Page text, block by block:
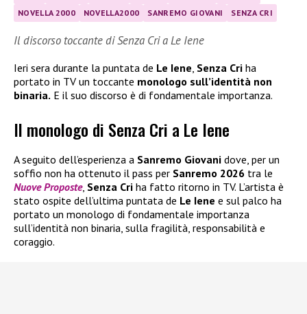
NOVELLA 2000
NOVELLA2000 SANREMO GIOVANI SENZA CRI
Il discorso toccante di Senza Cri a Le Iene
Ieri sera durante la puntata de Le Iene Senza Cri ha
portato in TV un toccante monologo sull’identità non
binaria. E il suo discorso è di fondamentale importanza.
Il monologo di Senza Cri a Le Iene
A seguito dell’esperienza a Sanremo Giovani dove, per un
soffio non ha ottenuto il pass per Sanremo 2026 tra le
Nuove Proposte, Senza Cri ha fatto ritorno in TV. L’artista è
stato ospite dell’ultima puntata de Le Iene e sul palco ha
portato un monologo di fondamentale importanza
sull’identità non binaria, sulla fragilità, responsabilità e
coraggio.